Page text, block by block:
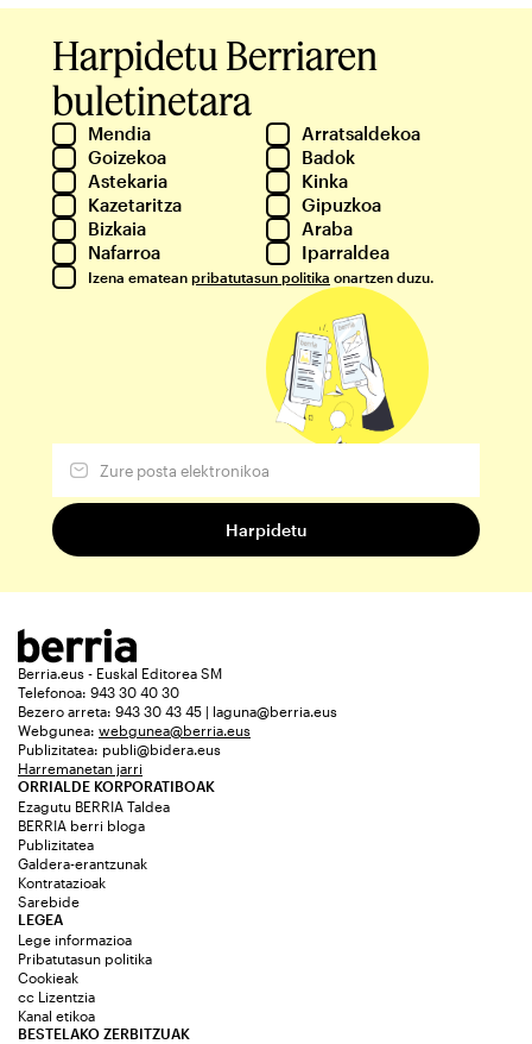
Harpidetu Berriaren
buletinetara
Mendia
Arratsaldekoa
Goizekoa
Badok
Astekaria
Kinka
Kazetaritza
Gipuzkoa
Bizkaia
Araba
Nafarroa
Iparraldea
Izena ematean pribatutasun politika onartzen duzu.
Berria.eus - Euskal Editorea SM
Telefonoa: 943 30 40 30
Bezero arreta: 943 30 43 45 | laguna@berria.eus
Webgunea: webgunea@berria.eus
Publizitatea: publi@bidera.eus
Harremanetan jarri
ORRIALDE KORPORATIBOAK
Ezagutu BERRIA Taldea
BERRIA berri bloga
Publizitatea
Galdera-erantzunak
Kontratazioak
Sarebide
LEGEA
Lege informazioa
Pribatutasun politika
Cookieak
cc Lizentzia
Kanal etikoa
BESTELAKO ZERBITZUAK